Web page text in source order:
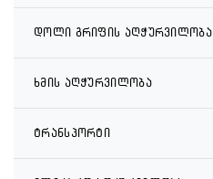
დოლი გრიფის აღჭურვილობა
ხმის აღჭურვილობა
ტრანსპორტი